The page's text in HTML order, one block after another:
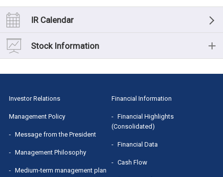
IR Calendar
Stock Information
Dividend
Stock Quotes（Yahoo! Finance）
Investor Relations
Management Policy
Message from the President
Management Philosophy
Medium-term management plan
Financial Information
Financial Highlights
(Consolidated)
Financial Data
Cash Flow